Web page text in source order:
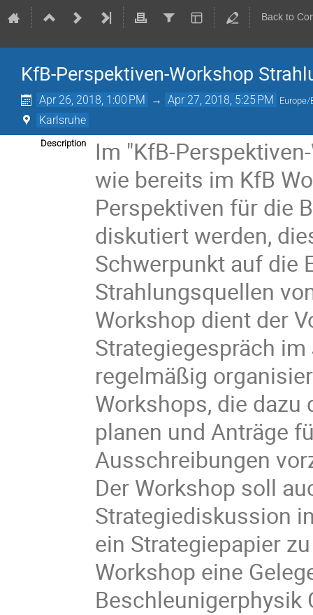
Back to
KfB-Perspektiven-Workshop
Apr 26, 2018, 1:00 PM → Apr 27, 2018, 5:25 PM Europe/
Karlsruhe
Description
Im "KfB-
wie bereits im KfB
Perspektiven für die
diskutiert werden,
Schwerpunkt auf die
Strahlungsquellen
Workshop dient der
Strategiegespräch
regelmäßig
Workshops, die dazu
planen und Anträge
Ausschreibungen
Der Workshop soll
Strategiediskussion
ein Strategiepapier
Workshop eine
Beschleunigerphysik